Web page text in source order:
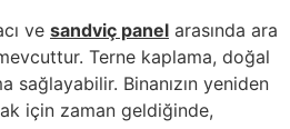
ve sandviç panel arasında ara
Terne kaplama, doğal
sağlayabilir. Binanızın yeniden
için zaman geldiğinde,